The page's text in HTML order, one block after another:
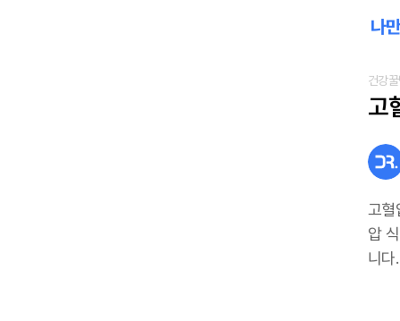
건강
고
고혈
압
니다.